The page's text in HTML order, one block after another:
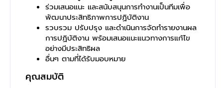
ร่วมเสนอแนะ และสนับสนุนการทำงานเป็นทีมเพื่อ
พัฒนาประสิทธิภาพการปฏิบัติงาน
รวบรวม ปรับปรุง และดำเนินการจัดทำรายงานผล
การปฏิบัติงาน พร้อมเสนอแนะแนวทางการแก้ไข
อย่างมีประสิทธิผล
อื่นๆ ตามที่ได้รับมอบหมาย
คุณสมบัติ